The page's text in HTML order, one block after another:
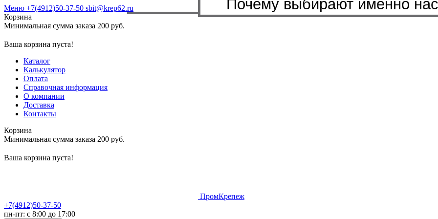
Меню +7(4912)50-37-50 sbit@krep62.ru
Корзина
Минимальная сумма заказа 200 руб.
Ваша корзина пуста!
Каталог
Калькулятор
Оплата
Справочная информация
О компании
Доставка
Контакты
Корзина
Минимальная сумма заказа 200 руб.
Ваша корзина пуста!
ПромКрепеж
+7(4912)50-37-50
пн-пт: с 8:00 до 17:00
Почему выбирают именно